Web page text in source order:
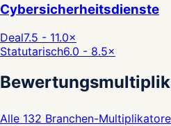
Cybersicherheitsdienste
Deal7.5 - 11.0×
Statutarisch6.0 - 8.5×
Alle 132 Branchen-